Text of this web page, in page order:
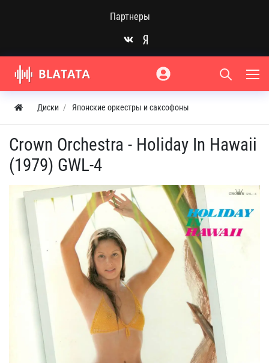
Партнеры
Диски Японские оркестры и саксофоны
Crown Orchestra - Holiday In Hawaii
(1979) GWL-4